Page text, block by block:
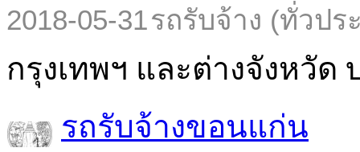
2018-05-31รถรับจ้าง (ทั่วปร
กรุงเทพฯ และต่างจังหวัด
รถรับจ้างขอนแก่น